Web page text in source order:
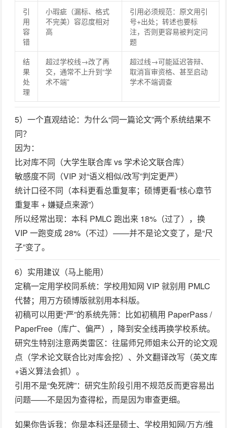
引
用
容
错
小瑕疵（漏标、格式
不完美）容忍度相对
高
引用必须规范：原文用引
号+出处；转述也要标
注，否则更容易被判定问
题
结
果
处
理
超过学校线→改了再
交，通常不上升到“学
术不端”
超过线→可能延迟答辩、
取消盲审资格、甚至启动
学术不端调查
5）一个直观结论：为什么“同一篇论文”两个系统结果不
同？
因为：
比对库不同 （大学生联合库 vs 学术论文联合库）
敏感度不同 （VIP 对“语义相似/改写”判定更严）
统计口径不同 （本科更看总重复率；硕博更看“核心章节
重复率 + 嫌疑点来源”）
所以经常出现：本科 PMLC 跑出来 18%（过了），换
VIP 一跑变成 28%（不过）——并不是论文变了，是“尺
子”变了。
6）实用建议（马上能用）
定稿一定用学校同系统：学校用知网 VIP 就别用 PMLC
代替；用万方硕博版就别用本科版。
初稿可以用更“严”的系统先筛：比如初稿用 PaperPass /
PaperFree（库广、偏严），降到安全线再换学校系统。
研究生特别注意两类雷区：往届师兄师姐未公开的论文观
点（学术论文联合比对库会挖）、外文翻译改写（英文库
+语义算法会抓）。
引用不是“免死牌”：研究生阶段引用不规范反而更容易出
问题——不是因为查得松，而是因为审查更细。
如果你告诉我：你是本科还是硕士、学校用知网/万方/维